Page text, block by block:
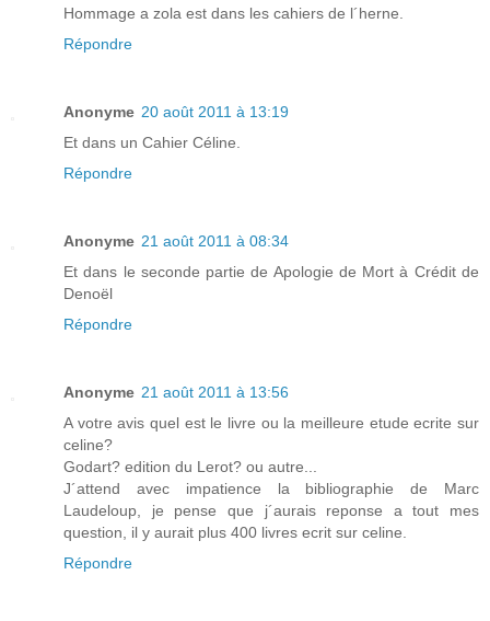
Hommage a zola est dans les cahiers de l´herne.
Répondre
Anonyme 20 août 2011 à 13:19
Et dans un Cahier Céline.
Répondre
Anonyme 21 août 2011 à 08:34
Et dans le seconde partie de Apologie de Mort à Crédit de
Denoël
Répondre
Anonyme 21 août 2011 à 13:56
A votre avis quel est le livre ou la meilleure etude ecrite sur
celine?
Godart? edition du Lerot? ou autre...
J´attend avec impatience la bibliographie de Marc
Laudeloup, je pense que j´aurais reponse a tout mes
question, il y aurait plus 400 livres ecrit sur celine.
Répondre